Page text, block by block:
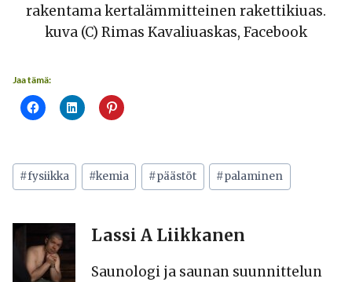
rakentama kertalämmitteinen rakettikiuas.
kuva (C) Rimas Kavaliuaskas, Facebook
Jaa tämä:
Avainsanat:
#fysiikka #kemia #päästöt #palaminen
Lassi A Liikkanen
Saunologi ja saunan suunnittelun